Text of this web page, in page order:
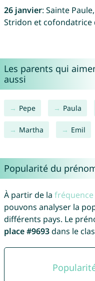
26 janvier: Sainte
Stridon et cofondatrice
Les parents qui
aussi
Pepe Paula
Martha Emil
Popularité du
À partir de la
pouvons analyser la
différents pays. Le
place #9693dans le